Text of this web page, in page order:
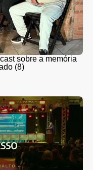
sobre a memória
(8)